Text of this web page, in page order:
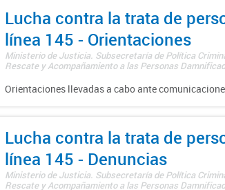
Lucha contra la trata de
línea 145 - Orientaciones
Ministerio de Justicia. Subsecretaría de Política
Rescate y Acompañamiento a las Personas
Orientaciones llevadas a cabo ante
Lucha contra la trata de
línea 145 - Denuncias
Ministerio de Justicia. Subsecretaría de Política
Rescate y Acompañamiento a las Personas